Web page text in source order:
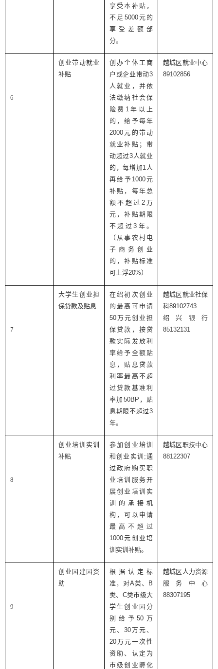
享受本补贴，
不足 5000元的
享受差额部
分。
6
创业带动就业
补贴
创办个体工商
户或企业带动3
人就业，并依
法缴纳社会保
险费 1年以上
的，给予每年
2000元的带动
就业补贴；带
动超过3人就业
的，每增加1人
再给予 1000元
补贴，每年总
额不超过 2万
元，补贴期限
不超过3 年。
（从事农村电
子商务创业
的，补贴标准
可上浮20%）
越城区就业中心
89102856
7
大学生创业担
保贷款及贴息
在绍初次创业
的最高可申请
50万元创业担
保贷款，按贷
款实际发放利
率给予全额贴
息，贴息贷款
利率最高不超
过贷款基准利
率加 50BP ，贴
息期限不超过3
年。
越城区就业社保
科89102743
绍兴银行
85132131
8
创业培训实训
补贴
参加创业培训
和创业实训 ;通
过政府购买职
业培训服务开
展创业培训实
训的承接机
构，可以申请
最高不超过
1000元创业培
训实训补贴。
越城区职技中心
88122307
9
创业园建园资
助
根据认定标
准，对A类、
B
类、 C类市级大
学生创业园分
别给予50 万
元、 30万元、
20万元一次性
资助、认定为
市级创业孵化
越城区人力资源
服务中心
88307195